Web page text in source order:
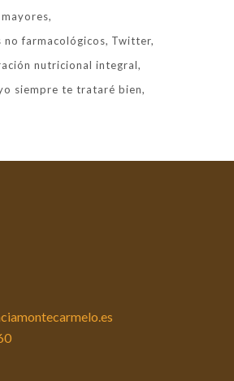
farmacológicos Twitter
nutricional integral
siempre te trataré bien